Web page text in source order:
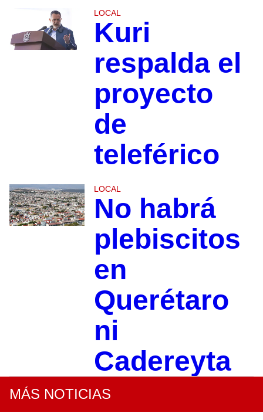
LOCAL
Kuri
respalda el
proyecto
de
teleférico
LOCAL
No habrá
plebiscitos
en
Querétaro
ni
Cadereyta
MÁS NOTICIAS